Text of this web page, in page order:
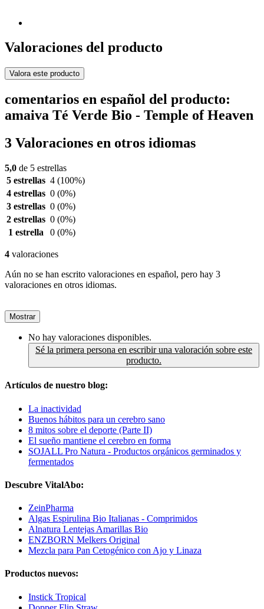
Valoraciones del producto
Valora este producto
comentarios en español del producto:
amaiva Té Verde Bio - Temple of Heaven
3 Valoraciones en otros idiomas
5,0 de 5 estrellas
5 estrellas 4 (100%)
4 estrellas 0 (0%)
3 estrellas 0 (0%)
2 estrellas 0 (0%)
1 estrella
0 (0%)
4 valoraciones
Aún no se han escrito valoraciones en español, pero hay 3
valoraciones en otros idiomas.
Mostrar
No hay valoraciones disponibles.
Sé la primera persona en escribir una valoración sobre este
producto.
Artículos de nuestro blog:
La inactividad
Buenos hábitos para un cerebro sano
8 mitos sobre el deporte (Parte II)
El sueño mantiene el cerebro en forma
SOJALL Pro Natura - Productos orgánicos germinados y
fermentados
Descubre VitalAbo:
ZeinPharma
Algas Espirulina Bio Italianas - Comprimidos
Alnatura Lentejas Amarillas Bio
ENZBORN Melkers Original
Mezcla para Pan Cetogénico con Ajo y Linaza
Productos nuevos:
Instick Tropical